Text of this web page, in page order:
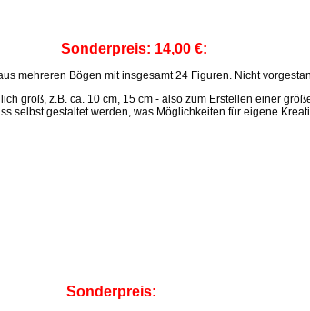
Sonderpreis: 14,00 €:
mehreren Bögen mit insgesamt 24 Figuren. Nicht
groß, z.B. ca. 10 cm, 15 cm - also zum Erstellen einer
selbst gestaltet werden, was Möglichkeiten für eigene
Sonderpreis: